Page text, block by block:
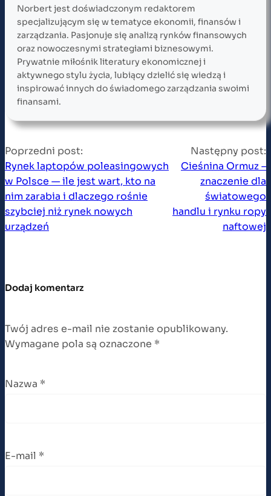
Norbert jest doświadczonym redaktorem
specjalizującym się w tematyce ekonomii, finansów i
zarządzania. Pasjonuje się analizą rynków finansowych
oraz nowoczesnymi strategiami biznesowymi.
Prywatnie miłośnik literatury ekonomicznej i
aktywnego stylu życia, lubiący dzielić się wiedzą i
inspirować innych do świadomego zarządzania swoimi
finansami.
Poprzedni post:
Rynek laptopów poleasingowych
w Polsce — ile jest wart, kto na
nim zarabia i dlaczego rośnie
szybciej niż rynek nowych
urządzeń
Następny post:
Cieśnina Ormuz –
znaczenie dla
światowego
handlu i rynku ropy
naftowej
Dodaj komentarz
Twój adres e-mail nie zostanie opublikowany.
Wymagane pola są oznaczone *
Nazwa *
E-mail *